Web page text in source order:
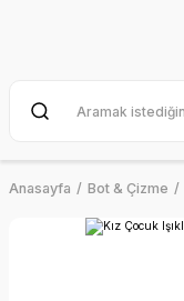
Anasayfa Bot & Çizme